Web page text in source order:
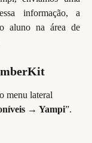
informação, a
aluno na área de
menu lateral
→ Yampi”.